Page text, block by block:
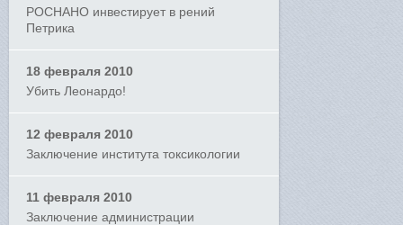
РОСНАНО инвестирует в рений
Петрика
18 февраля 2010
Убить Леонардо!
12 февраля 2010
Заключение института токсикологии
11 февраля 2010
Заключение администрации